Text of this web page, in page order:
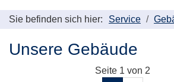
Sie befinden sich hier: Service
Unsere Gebäude
Seite 1 von 2